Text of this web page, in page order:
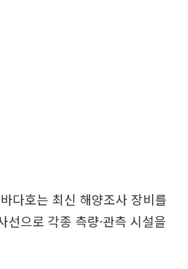
다호는 최신 해양조사 장비를
선으로 각종 측량·관측 시설을